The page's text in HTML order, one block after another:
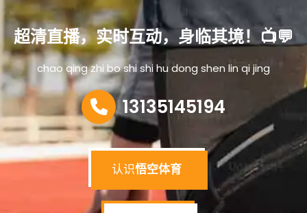
超清直播，实时互动，身临其境！📺💬
chao qing zhi bo shi shi hu dong shen lin qi jing
13135145194
认识悟空体育